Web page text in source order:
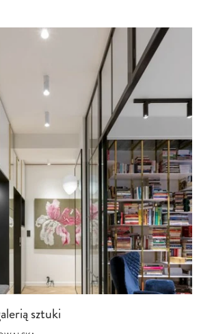
sztuki